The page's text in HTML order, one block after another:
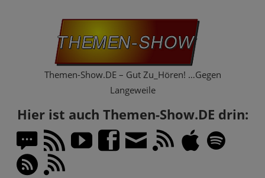
Themen-Show.DE – Gut Zu_Hören! …Gegen
Langeweile
Hier ist auch Themen-Show.DE drin: